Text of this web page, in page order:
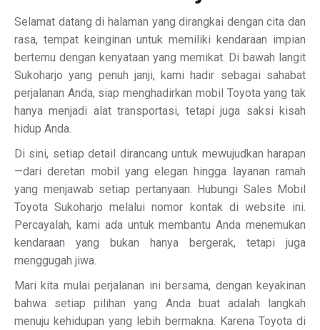
Selamat datang di halaman yang dirangkai dengan cita dan
rasa, tempat keinginan untuk memiliki kendaraan impian
bertemu dengan kenyataan yang memikat. Di bawah langit
Sukoharjo yang penuh janji, kami hadir sebagai sahabat
perjalanan Anda, siap menghadirkan mobil Toyota yang tak
hanya menjadi alat transportasi, tetapi juga saksi kisah
hidup Anda.
Di sini, setiap detail dirancang untuk mewujudkan harapan
—dari deretan mobil yang elegan hingga layanan ramah
yang menjawab setiap pertanyaan. Hubungi Sales Mobil
Toyota Sukoharjo melalui nomor kontak di website ini.
Percayalah, kami ada untuk membantu Anda menemukan
kendaraan yang bukan hanya bergerak, tetapi juga
menggugah jiwa.
Mari kita mulai perjalanan ini bersama, dengan keyakinan
bahwa setiap pilihan yang Anda buat adalah langkah
menuju kehidupan yang lebih bermakna. Karena Toyota di